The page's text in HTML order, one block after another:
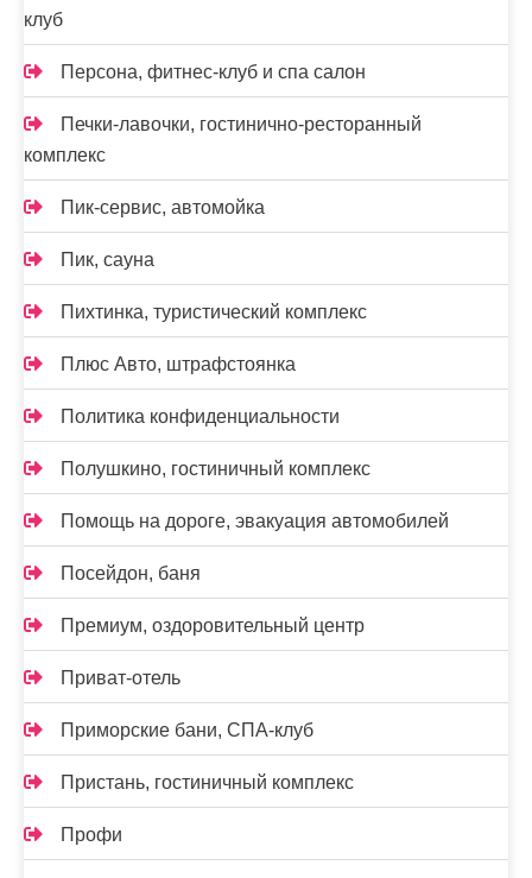
клуб
Персона, фитнес-клуб и спа салон
Печки-лавочки, гостинично-ресторанный
комплекс
Пик-сервис, автомойка
Пик, сауна
Пихтинка, туристический комплекс
Плюс Авто, штрафстоянка
Политика конфиденциальности
Полушкино, гостиничный комплекс
Помощь на дороге, эвакуация автомобилей
Посейдон, баня
Премиум, оздоровительный центр
Приват-отель
Приморские бани, СПА-клуб
Пристань, гостиничный комплекс
Профи